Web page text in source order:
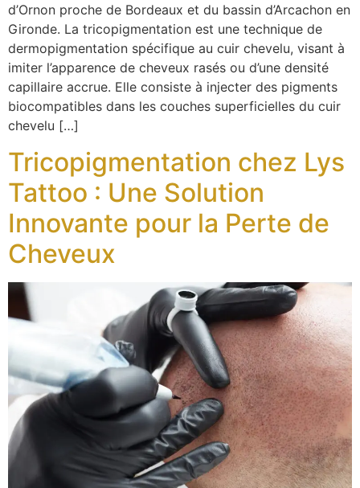
d’Ornon proche de Bordeaux et du bassin d’Arcachon en
Gironde. La tricopigmentation est une technique de
dermopigmentation spécifique au cuir chevelu, visant à
imiter l’apparence de cheveux rasés ou d’une densité
capillaire accrue. Elle consiste à injecter des pigments
biocompatibles dans les couches superficielles du cuir
chevelu […]
Tricopigmentation chez Lys
Tattoo : Une Solution
Innovante pour la Perte de
Cheveux